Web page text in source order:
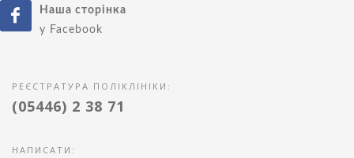
Наша сторінка
у Facebook
РЕЄСТРАТУРА ПОЛІКЛІНІКИ:
(05446) 2 38 71
НАПИСАТИ: